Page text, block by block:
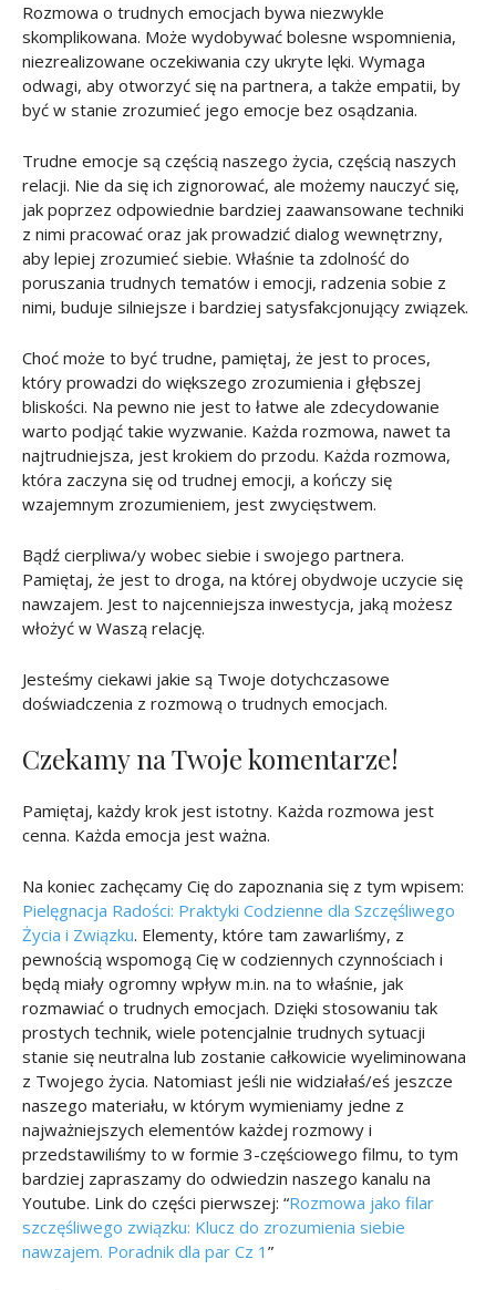
Rozmowa o trudnych emocjach bywa niezwykle
skomplikowana. Może wydobywać bolesne wspomnienia,
niezrealizowane oczekiwania czy ukryte lęki. Wymaga
odwagi, aby otworzyć się na partnera, a także empatii, by
być w stanie zrozumieć jego emocje bez osądzania.
Trudne emocje są częścią naszego życia, częścią naszych
relacji. Nie da się ich zignorować, ale możemy nauczyć się,
jak poprzez odpowiednie bardziej zaawansowane techniki
z nimi pracować oraz jak prowadzić dialog wewnętrzny,
aby lepiej zrozumieć siebie. Właśnie ta zdolność do
poruszania trudnych tematów i emocji, radzenia sobie z
nimi, buduje silniejsze i bardziej satysfakcjonujący związek.
Choć może to być trudne, pamiętaj, że jest to proces,
który prowadzi do większego zrozumienia i głębszej
bliskości. Na pewno nie jest to łatwe ale zdecydowanie
warto podjąć takie wyzwanie. Każda rozmowa, nawet ta
najtrudniejsza, jest krokiem do przodu. Każda rozmowa,
która zaczyna się od trudnej emocji, a kończy się
wzajemnym zrozumieniem, jest zwycięstwem.
Bądź cierpliwa/y wobec siebie i swojego partnera.
Pamiętaj, że jest to droga, na której obydwoje uczycie się
nawzajem. Jest to najcenniejsza inwestycja, jaką możesz
włożyć w Waszą relację.
Jesteśmy ciekawi jakie są Twoje dotychczasowe
doświadczenia z rozmową o trudnych emocjach.
Czekamy na Twoje komentarze!
Pamiętaj, każdy krok jest istotny. Każda rozmowa jest
cenna. Każda emocja jest ważna.
Na koniec zachęcamy Cię do zapoznania się z tym wpisem:
Pielęgnacja Radości: Praktyki Codzienne dla Szczęśliwego
Życia i Związku. Elementy, które tam zawarliśmy, z
pewnością wspomogą Cię w codziennych czynnościach i
będą miały ogromny wpływ m.in. na to właśnie, jak
rozmawiać o trudnych emocjach. Dzięki stosowaniu tak
prostych technik, wiele potencjalnie trudnych sytuacji
stanie się neutralna lub zostanie całkowicie wyeliminowana
z Twojego życia. Natomiast jeśli nie widziałaś/eś jeszcze
naszego materiału, w którym wymieniamy jedne z
najważniejszych elementów każdej rozmowy i
przedstawiliśmy to w formie 3-częściowego filmu, to tym
bardziej zapraszamy do odwiedzin naszego kanalu na
Youtube. Link do części pierwszej: “Rozmowa jako filar
szczęśliwego związku: Klucz do zrozumienia siebie
nawzajem. Poradnik dla par Cz 1 ”